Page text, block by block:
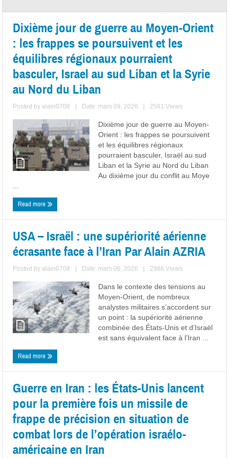
Dixième jour de guerre au Moyen-Orient
: les frappes se poursuivent et les
équilibres régionaux pourraient
basculer, Israel au sud Liban et la Syrie
au Nord du Liban
Posted byalain0708 Date: mars 09, 2026 2581 Views
Dixième jour de guerre au Moyen-
Orient : les frappes se poursuivent
et les équilibres régionaux
pourraient basculer, Israël au sud
Liban et la Syrie au Nord du Liban
Au dixième jour du conflit au Moye
Read more
USA – Israël : une supériorité aérienne
écrasante face à l’Iran Par Alain AZRIA
Posted byalain0708 Date: mars 06, 2026 2986 Views
Dans le contexte des tensions au
Moyen-Orient, de nombreux
analystes militaires s’accordent sur
un point : la supériorité aérienne
combinée des États-Unis et d’Israël
est sans équivalent face à l’Iran ...
Read more
Guerre en Iran : les États-Unis lancent
pour la première fois un missile de
frappe de précision en situation de
combat lors de l’opération israélo-
américaine en Iran